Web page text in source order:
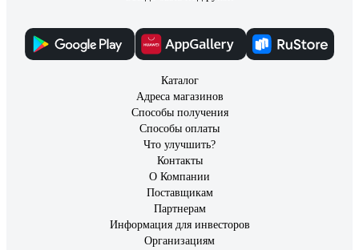
Каталог
Адреса магазинов
Способы получения
Способы оплаты
Что улучшить?
Контакты
О Компании
Поставщикам
Партнерам
Информация для инвесторов
Организациям